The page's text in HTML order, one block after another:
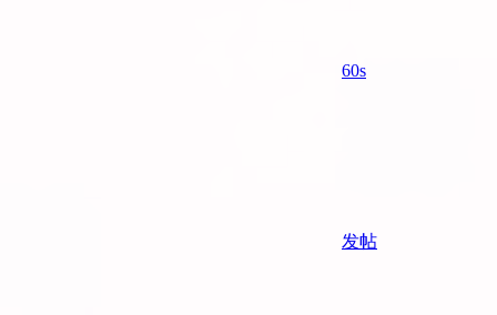
60s
发帖